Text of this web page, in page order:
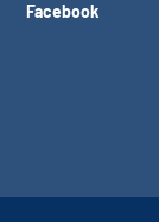
Facebook